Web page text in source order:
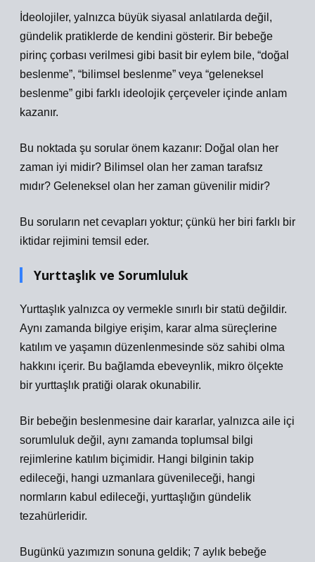
İdeolojiler, yalnızca büyük siyasal anlatılarda değil,
gündelik pratiklerde de kendini gösterir. Bir bebeğe
pirinç çorbası verilmesi gibi basit bir eylem bile, “doğal
beslenme”, “bilimsel beslenme” veya “geleneksel
beslenme” gibi farklı ideolojik çerçeveler içinde anlam
kazanır.
Bu noktada şu sorular önem kazanır: Doğal olan her
zaman iyi midir? Bilimsel olan her zaman tarafsız
mıdır? Geleneksel olan her zaman güvenilir midir?
Bu soruların net cevapları yoktur; çünkü her biri farklı bir
iktidar rejimini temsil eder.
Yurttaşlık ve Sorumluluk
Yurttaşlık yalnızca oy vermekle sınırlı bir statü değildir.
Aynı zamanda bilgiye erişim, karar alma süreçlerine
katılım ve yaşamın düzenlenmesinde söz sahibi olma
hakkını içerir. Bu bağlamda ebeveynlik, mikro ölçekte
bir yurttaşlık pratiği olarak okunabilir.
Bir bebeğin beslenmesine dair kararlar, yalnızca aile içi
sorumluluk değil, aynı zamanda toplumsal bilgi
rejimlerine katılım biçimidir. Hangi bilginin takip
edileceği, hangi uzmanlara güvenileceği, hangi
normların kabul edileceği, yurttaşlığın gündelik
tezahürleridir.
Bugünkü yazımızın sonuna geldik; 7 aylık bebeğe